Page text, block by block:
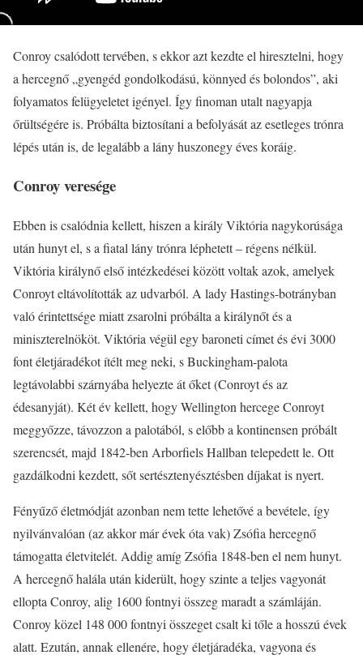
Conroy csalódott tervében, s ekkor azt kezdte el hiresztelni, hogy
a hercegnő „gyengéd gondolkodású, könnyed és bolondos”, aki
folyamatos felügyeletet igényel. Így finoman utalt nagyapja
őrültségére is. Próbálta biztosítani a befolyását az esetleges trónra
lépés után is, de legalább a lány huszonegy éves koráig.
Conroy veresége
Ebben is csalódnia kellett, hiszen a király Viktória nagykorúsága
után hunyt el, s a fiatal lány trónra léphetett – régens nélkül.
Viktória királynő első intézkedései között voltak azok, amelyek
Conroyt eltávolították az udvarból. A lady Hastings-botrányban
való érintettsége miatt zsarolni próbálta a királynőt és a
miniszterelnököt. Viktória végül egy baroneti címet és évi 3000
font életjáradékot ítélt meg neki, s Buckingham-palota
legtávolabbi szárnyába helyezte át őket (Conroyt és az
édesanyját). Két év kellett, hogy Wellington hercege Conroyt
meggyőzze, távozzon a palotából, s előbb a kontinensen próbált
szerencsét, majd 1842-ben Arborfiels Hallban telepedett le. Ott
gazdálkodni kezdett, sőt sertésztenyésztésben díjakat is nyert.
Fényűző életmódját azonban nem tette lehetővé a bevétele, így
nyilvánvalóan (az akkor már évek óta vak) Zsófia hercegnő
támogatta életvitelét. Addig amíg Zsófia 1848-ben el nem hunyt.
A hercegnő halála után kiderült, hogy szinte a teljes vagyonát
ellopta Conroy, alig 1600 fontnyi összeg maradt a számláján.
Conroy közel 148 000 fontnyi összeget csalt ki tőle a hosszú évek
alatt. Ezután, annak ellenére, hogy életjáradéka, vagyona és